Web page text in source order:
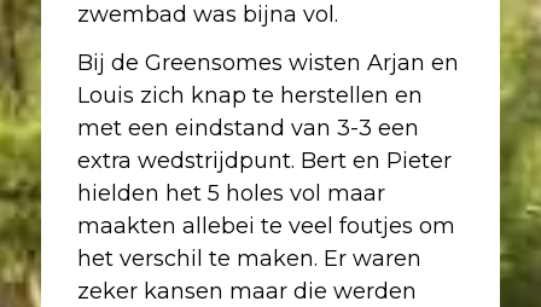
zwembad was bijna vol.
Bij de Greensomes wisten Arjan en
Louis zich knap te herstellen en
met een eindstand van 3-3 een
extra wedstrijdpunt. Bert en Pieter
hielden het 5 holes vol maar
maakten allebei te veel foutjes om
het verschil te maken. Er waren
zeker kansen maar die werden